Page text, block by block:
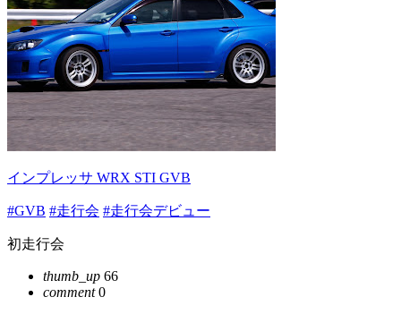
インプレッサ WRX STI GVB
#GVB #走行会 #走行会デビュー
初走行会
thumb_up 66
comment0